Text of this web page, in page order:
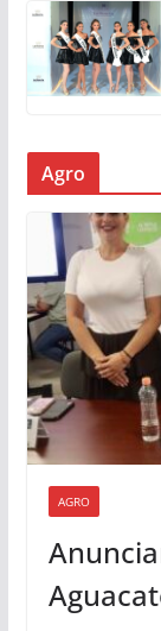
Agro
AGRO